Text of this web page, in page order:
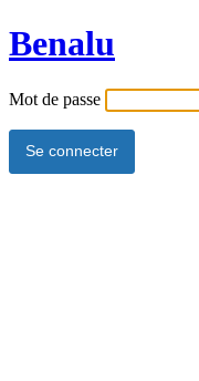
Benalu
Mot de passe